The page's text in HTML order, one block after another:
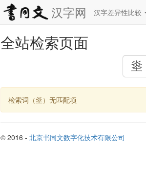
汉字网 汉字差异性比较
全站检索页面
检索词（烾）无匹配项
© 2016 - 北京书同文数字化技术有限公司